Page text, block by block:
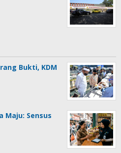
Bukti, KDM
Maju: Sensus